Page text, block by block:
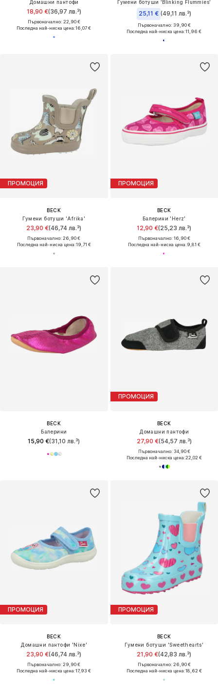
Домашни пантофи
18,90 €(36,97 лв.³)
Първоначално: 22,90 €
Последна най-ниска цена:16,07 €
Гумени ботуши 'Blinking Flummies'
25,11 € (49,11 лв.³)
Първоначално: 39,90 €
Последна най-ниска цена:11,96 €
ПРОМОЦИЯ
BECK
Гумени ботуши 'Afrika'
23,90 €(46,74 лв.³)
Първоначално: 26,90 €
Последна най-ниска цена:19,71 €
ПРОМОЦИЯ
BECK
Балерини 'Herz'
12,90 €(25,23 лв.³)
Първоначално: 16,90 €
Последна най-ниска цена:9,81 €
BECK
Балерини
15,90 €(31,10 лв.³)
ПРОМОЦИЯ
BECK
Домашни пантофи
27,90 €(54,57 лв.³)
Първоначално: 34,90 €
Последна най-ниска цена:22,02 €
ПРОМОЦИЯ
BECK
Домашни пантофи 'Nixe'
23,90 €(46,74 лв.³)
Първоначално: 29,90 €
Последна най-ниска цена:17,93 €
ПРОМОЦИЯ
BECK
Гумени ботуши 'Sweethearts'
21,90 €(42,83 лв.³)
Първоначално: 26,90 €
Последна най-ниска цена:18,62 €